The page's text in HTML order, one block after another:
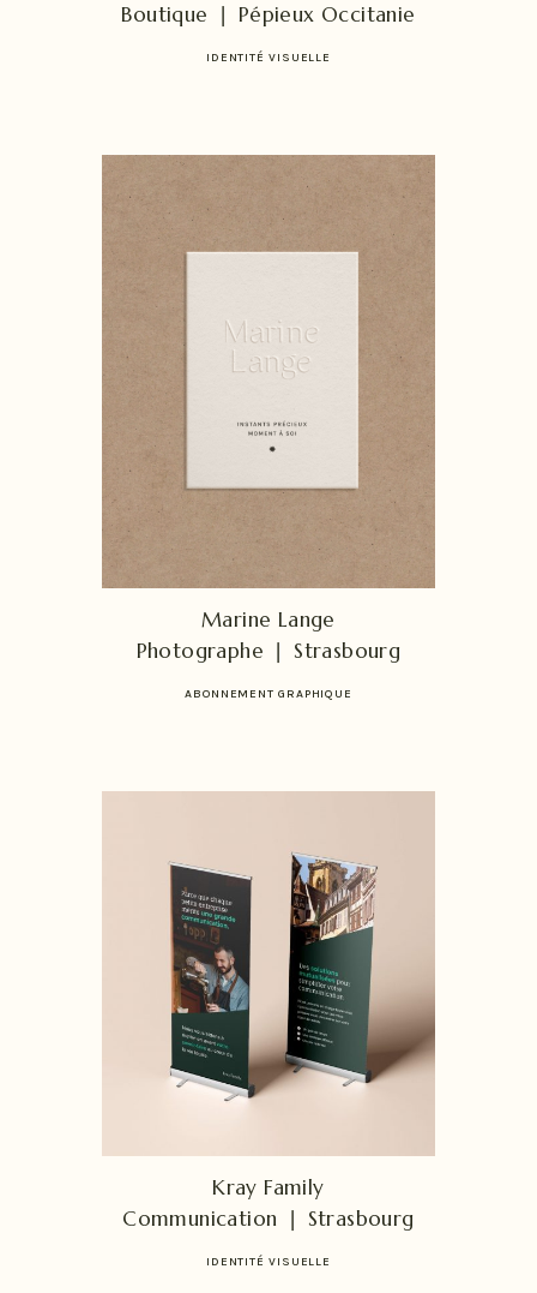
Boutique ❘ Pépieux Occitanie
IDENTITÉ VISUELLE
Marine Lange
Photographe ❘ Strasbourg
ABONNEMENT GRAPHIQUE
Kray Family
Communication ❘ Strasbourg
IDENTITÉ VISUELLE